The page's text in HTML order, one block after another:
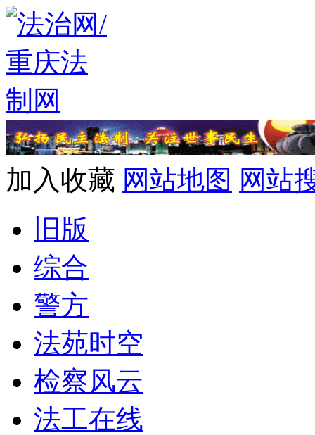
加入收藏 网站地图 网站
旧版
综合
警方
法苑时空
检察风云
法工在线